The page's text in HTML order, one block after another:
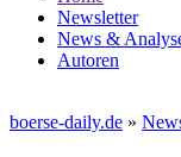
Newsletter
News &
Autoren
boerse-daily.de »